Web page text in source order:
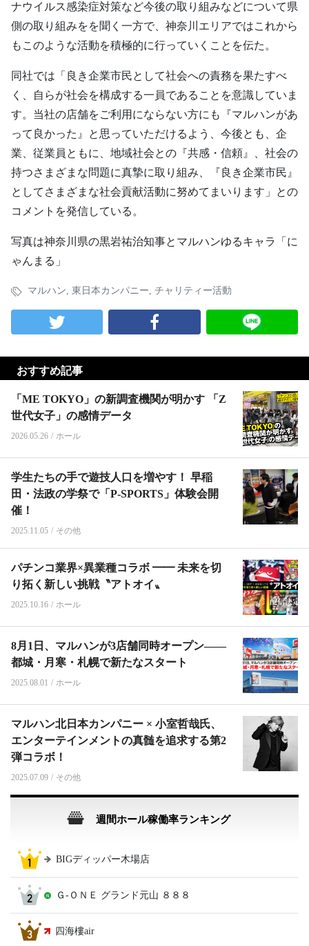
ナウイルス感染症対策など今後の取り組みなどについて県
側の取り組みをを聞く一方で、神奈川エリアではこれから
もこのような活動を積極的に行っていくことを伝た。
同社では「良き企業市民として社会への責務を果たすべ
く、自らが社会を構成する一員であることを意識していま
す。当社の店舗をご利用にならない方にも『マルハンがあ
って良かった』と思っていただけるよう、今後とも、企
業、従業員ともに、地域社会との『共感・信頼』、社会の
持つさまざまな問題に真摯に取り組み、『良き企業市民』
としてさまざまな社会貢献活動に努めてまいります」との
コメントを発信している。
写真は神奈川県の黒岩祐治知事とマルハンゆるキャラ「に
ゃんまる」
マルハン, 東日本カンパニー, チャリティー活動
おすすめ記事
「ME TOKYO」の新調査機関が明かす 「Z
世代女子」の感情データ
2026.05.26 / ホール
学生たちの手で遊技人口を増やす！ 早稲
田・法政の学祭で「P-SPORTS」体験会開
催！
2025.11.05 / その他
パチンコ業界×異業種コラボ ━━ 未来を切
り拓く新しい挑戦〝アトオイ〟
2025.10.16 / ホール
8月1日、マルハンが3店舗同時オープン――
都城・月寒・札幌で新たなスタート
2025.08.01 / ホール
マルハン北日本カンパニー × 小室哲哉氏、
エンターテインメントの真髄を追求する第2
弾コラボ！
2025.07.09 / その他
週間ホール稼働率ランキング
BIGディッパー木場店
Ｇ‐ＯＮＥ グランド元山 ８８８
四海樓air